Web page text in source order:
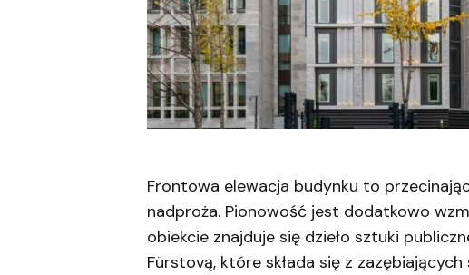
Frontowa elewacja budynku to
nadproża. Pionowość jest dodatkowo
obiekcie znajduje się dzieło sztuki
Fürstovą, które składa się z